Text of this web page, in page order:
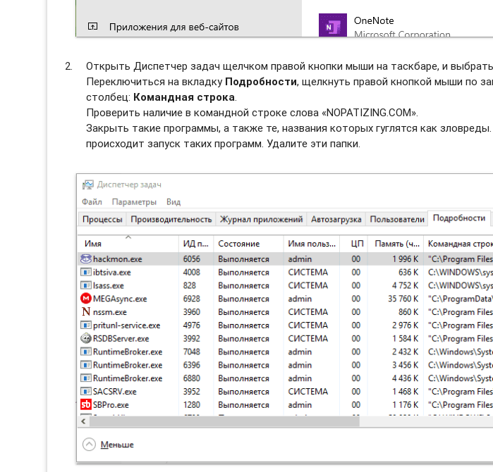
Открыть Диспетчер задач щелчком правой кнопки мыши на таскбаре, и
Переключиться на вкладку Подробности, щелкнуть правой кнопкой мыши по
столбец: Командная строка
Проверить наличие в командной строке слова «NOPATIZING.COM».
Закрыть такие программы, а также те, названия которых гуглятся как
происходит запуск таких программ. Удалите эти папки.